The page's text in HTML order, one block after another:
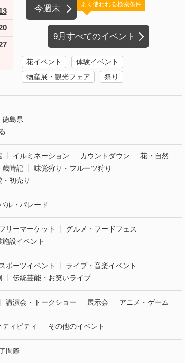
今週末
9月すべてのイベント
よく使われる検索条件
花イベント
体験イベント
物産展・観光フェア
祭り
徳島県
イルミネーション カウントダウン
花・自然
歳時記
味覚狩り・フルーツ狩り
・初売り
ル・パレード
リーマーケット
グルメ・フードフェス
施設イベント
スポーツイベント
ライブ・音楽イベント
伝統芸能・お笑いライブ
講演会・トークショー 展示会 アニメ・ゲーム
ィビティ その他のイベント
間際